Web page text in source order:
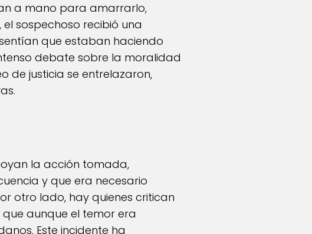
a mano para amarrarlo,
sospechoso recibió una
que estaban haciendo
debate sobre la moralidad
de justicia se entrelazaron,
la acción tomada,
y que era necesario
otro lado, hay quienes critican
aunque el temor era
Este incidente ha